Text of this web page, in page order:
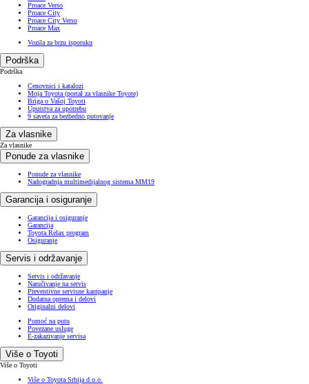
Proace Verso
Proace City
Proace City Verso
Proace Max
Vozila za brzu isporuku
Podrška
Podrška
Cenovnici i katalozi
Moja Toyota (portal za vlasnike Toyote)
Briga o Vašoj Toyoti
Uputstva za upotrebu
9 saveta za bezbedno putovanje
Za vlasnike
Za vlasnike
Ponude za vlasnike
Ponude za vlasnike
Nadogradnja multimedijalnog sistema MM19
Garancija i osiguranje
Garancija i osiguranje
Garancija
Toyota Relax program
Osiguranje
Servis i održavanje
Servis i održavanje
Naručivanje na servis
Preventivne servisne kampanje
Dodatna oprema i delovi
Originalni delovi
Pomoć na putu
Povezane usluge
E-zakazivanje servisa
Više o Toyoti
Više o Toyoti
Više o Toyota Srbija d.o.o.